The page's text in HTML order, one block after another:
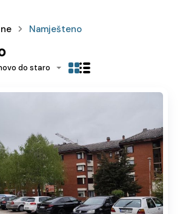
Namješteno
do staro